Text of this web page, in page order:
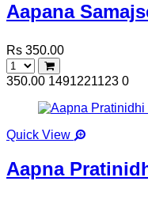
Aapana
Rs 350.00
350.00 1491221123 0
Quick View
Aapna